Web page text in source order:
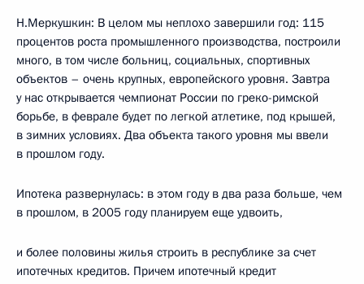
Н.Меркушкин: В целом мы неплохо завершили год: 115
процентов роста промышленного производства, построили
много, в том числе больниц, социальных, спортивных
объектов – очень крупных, европейского уровня. Завтра
у нас открывается чемпионат России по греко-римской
борьбе, в феврале будет по легкой атлетике, под крышей,
в зимних условиях. Два объекта такого уровня мы ввели
в прошлом году.
Ипотека развернулась: в этом году в два раза больше, чем
в прошлом, в 2005 году планируем еще удвоить,
и более половины жилья строить в республике за счет
ипотечных кредитов. Причем ипотечный кредит